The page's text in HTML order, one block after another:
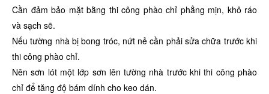
Cần đảm bảo mặt bằng thi công phào chỉ phẳng mịn, khô ráo
và sạch sẽ.
Nếu tường nhà bị bong tróc, nứt nẻ cần phải sửa chữa trước khi
thi công phào chỉ.
Nên sơn lót một lớp sơn lên tường nhà trước khi thi công phào
chỉ để tăng độ bám dính cho keo dán.